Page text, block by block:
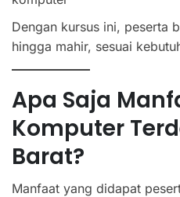
Dengan kursus ini, peserta
hingga mahir, sesuai
Apa Saja
Komputer
Barat?
Manfaat yang didapat